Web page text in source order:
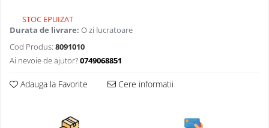
STOC EPUIZAT
Durata de livrare: O zi lucratoare
Cod Produs: 8091010
Ai nevoie de ajutor?0749068851
Adauga la Favorite Cere informatii